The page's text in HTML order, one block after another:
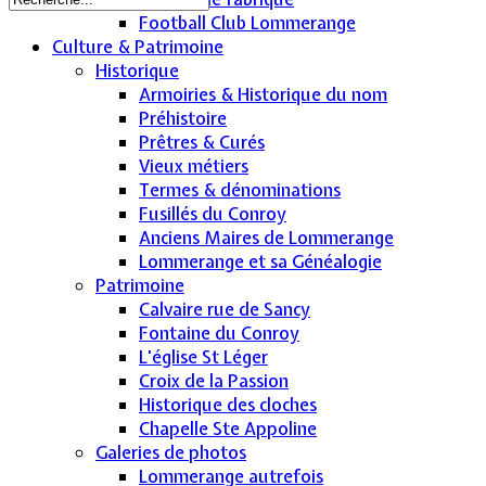
Football Club Lommerange
Culture & Patrimoine
Historique
Armoiries & Historique du nom
Préhistoire
Prêtres & Curés
Vieux métiers
Termes & dénominations
Fusillés du Conroy
Anciens Maires de Lommerange
Lommerange et sa Généalogie
Patrimoine
Calvaire rue de Sancy
Fontaine du Conroy
L'église St Léger
Croix de la Passion
Historique des cloches
Chapelle Ste Appoline
Galeries de photos
Lommerange autrefois